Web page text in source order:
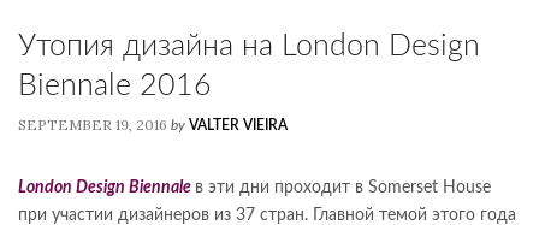
Утопия дизайна на London Design
Biennale 2016
SEPTEMBER 19, 2016 by VALTER VIEIRA
London Design Biennale в эти дни проходит в Somerset House
при участии дизайнеров из 37 стран. Главной темой этого года